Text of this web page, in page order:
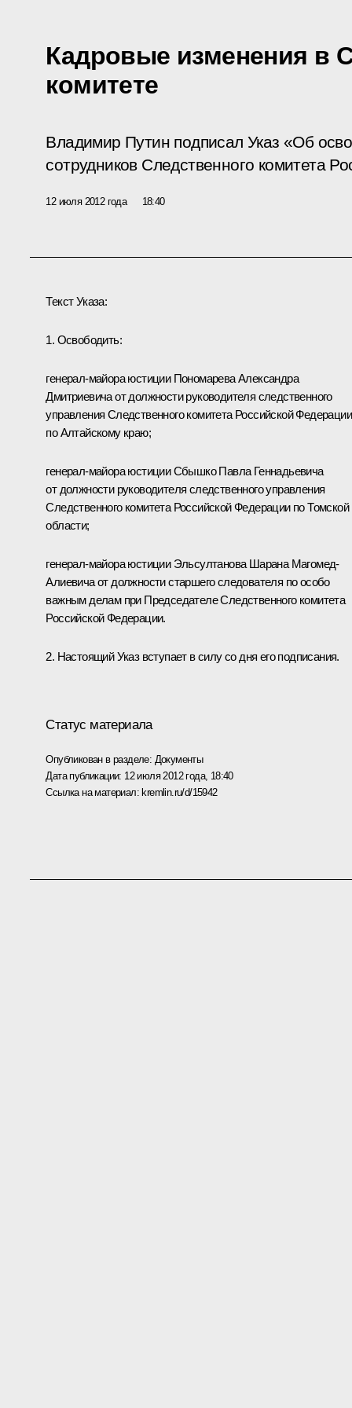
Кадровые изменения в
комитете
Владимир Путин подписал Указ «Об
сотрудников Следственного комитета
12 июля 2012 года 18:40
Текст Указа:
1. Освободить:
генерал-майора юстиции Пономарева Александра
Дмитриевича от должности руководителя следственного
управления Следственного комитета Российской Федерации
по Алтайскому краю;
генерал-майора юстиции Сбышко Павла Геннадьевича
от должности руководителя следственного управления
Следственного комитета Российской Федерации по Томской
области;
генерал-майора юстиции Эльсултанова Шарана Магомед-
Алиевича от должности старшего следователя по особо
важным делам при Председателе Следственного комитета
Российской Федерации.
2. Настоящий Указ вступает в силу со дня его подписания.
Статус материала
Опубликован в разделе: Документы
Дата публикации: 12 июля 2012 года, 18:40
Ссылка на материал: kremlin.ru/d/15942